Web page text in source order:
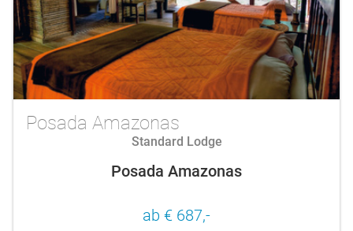
Posada Amazonas
Standard Lodge
Posada Amazonas
ab € 687,-